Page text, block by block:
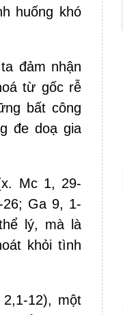
huống khó
đảm nhận
từ gốc rễ
bất công
đe doạ gia
Mc 1, 29-
Ga 9, 1-
lý, mà là
khỏi tình
12), một